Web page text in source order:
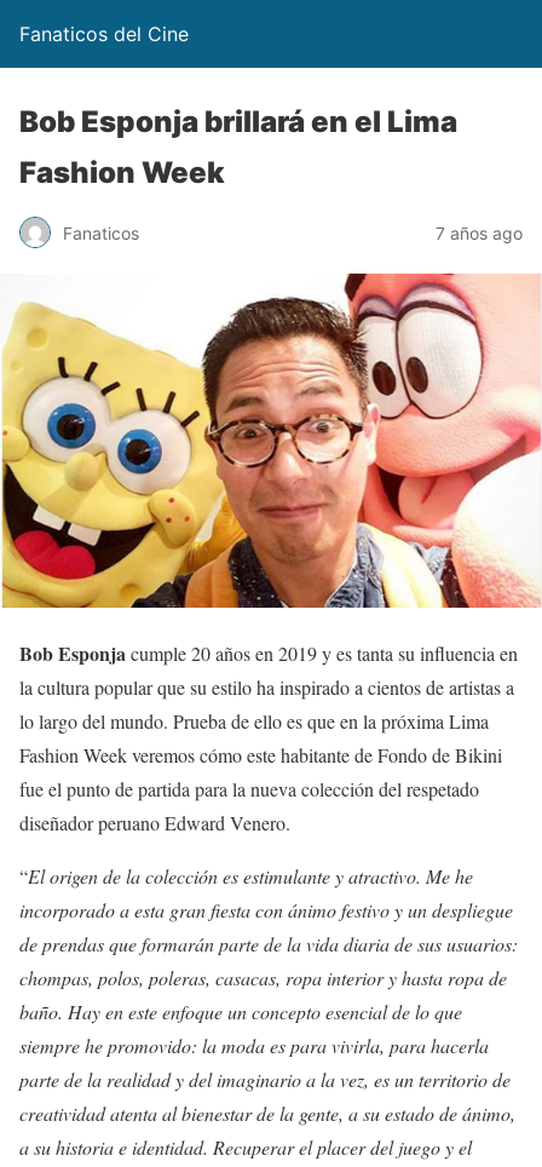
Fanaticos del Cine
Bob Esponja brillará en el Lima
Fashion Week
Fanaticos 7 años ago
Bob Esponjacumple 20 años en 2019 y es tanta su influencia en
la cultura popular que su estilo ha inspirado a cientos de artistas a
lo largo del mundo. Prueba de ello es que en la próxima Lima
Fashion Week veremos cómo este habitante de Fondo de Bikini
fue el punto de partida para la nueva colección del respetado
diseñador peruano Edward Venero.
“El origen de la colección es estimulante y atractivo. Me he
incorporado a esta gran fiesta con ánimo festivo y un despliegue
de prendas que formarán parte de la vida diaria de sus usuarios:
chompas, polos, poleras, casacas, ropa interior y hasta ropa de
baño. Hay en este enfoque un concepto esencial de lo que
siempre he promovido: la moda es para vivirla, para hacerla
parte de la realidad y del imaginario a la vez, es un territorio de
creatividad atenta al bienestar de la gente, a su estado de ánimo,
a su historia e identidad. Recuperar el placer del juego y el